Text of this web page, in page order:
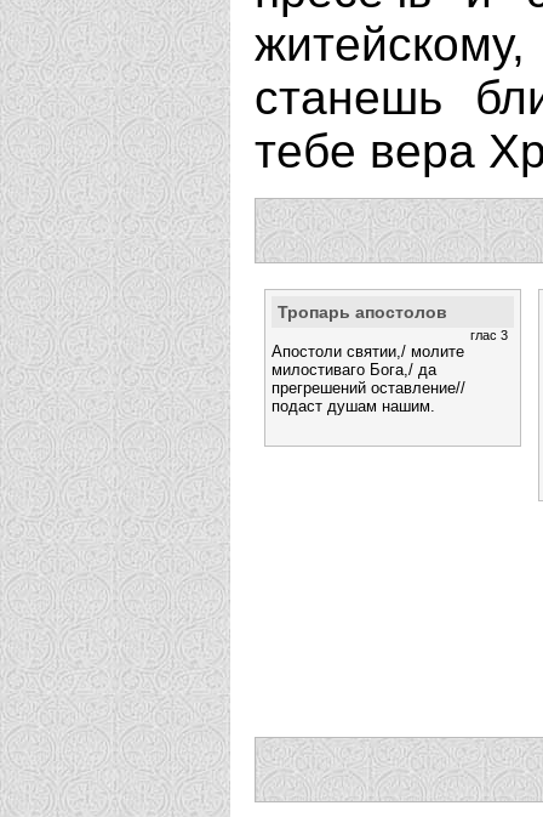
станешь
тебе вера
Тропарь апостолов
глас 3
Апостоли святии,/ молите
милостиваго Бога,/ да
прегрешений оставление//
подаст душам нашим.